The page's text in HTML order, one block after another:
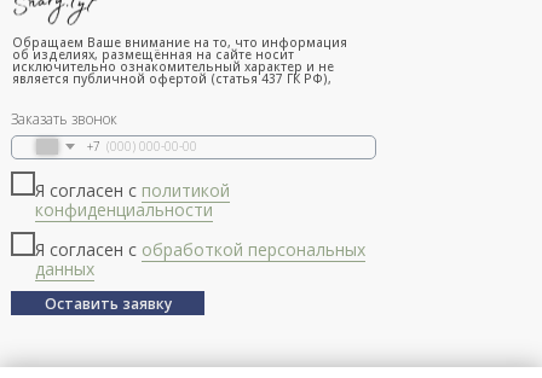
Заказать звонок
+7
Я согласен с политикой
конфиденциальности
Я согласен с обработкой персональных
данных
Оставить заявку
Обращаем Ваше внимание на то, что информация
об изделиях, размещённая на сайте носит
исключительно ознакомительный характер и не
является публичной офертой (статья 437 ГК РФ),